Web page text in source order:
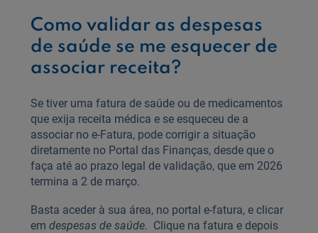
Como validar as despesas
de saúde se me esquecer de
associar receita?
Se tiver uma fatura de saúde ou de medicamentos
que exija receita médica e se esqueceu de a
associar no e‑Fatura, pode corrigir a situação
diretamente no Portal das Finanças, desde que o
faça até ao prazo legal de validação, que em 2026
termina a 2 de março.
Basta aceder à sua área, no portal e-fatura, e clicar
em despesas de saúde. Clique na fatura e depois